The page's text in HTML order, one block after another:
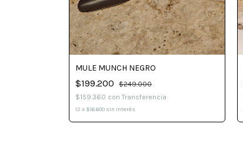
MULE MUNCH NEGRO
$199.200
$249.000
$159.360 con Transferencia
12 x $16.600 sin interés